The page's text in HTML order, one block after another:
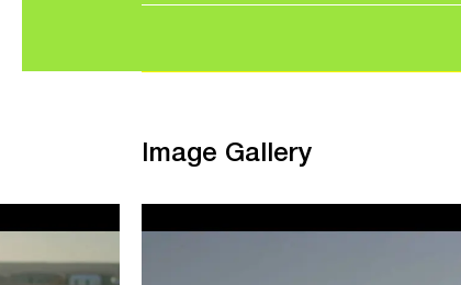
Image Gallery